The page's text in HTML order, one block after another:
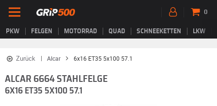
PKW FELGEN MOTORRAD QUAD SCHNEEKETTEN LKW
0
Zurück Alcar 6x16 ET35 5x100 57.1
ALCAR 6664 STAHLFELGE
6X16 ET35 5X100 57.1